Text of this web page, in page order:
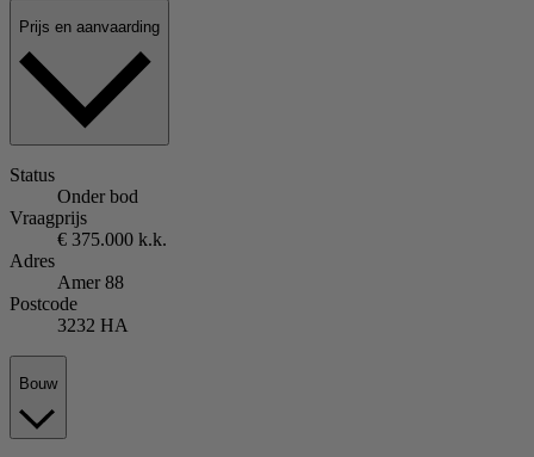
Prijs en aanvaarding
Status
Onder bod
Vraagprijs
€ 375.000 k.k.
Adres
Amer 88
Postcode
3232 HA
Bouw